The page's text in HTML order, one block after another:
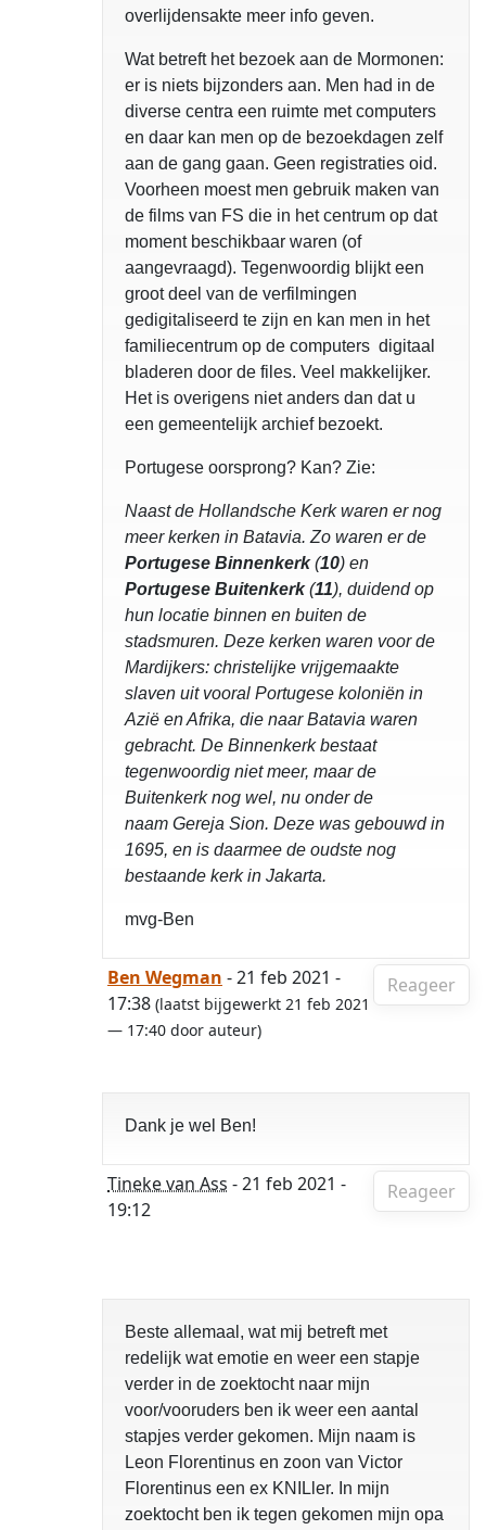
overlijdensakte meer info geven.
Wat betreft het bezoek aan de Mormonen:
er is niets bijzonders aan. Men had in de
diverse centra een ruimte met computers
en daar kan men op de bezoekdagen zelf
aan de gang gaan. Geen registraties oid.
Voorheen moest men gebruik maken van
de films van FS die in het centrum op dat
moment beschikbaar waren (of
aangevraagd). Tegenwoordig blijkt een
groot deel van de verfilmingen
gedigitaliseerd te zijn en kan men in het
familiecentrum op de computers digitaal
bladeren door de files. Veel makkelijker.
Het is overigens niet anders dan dat u
een gemeentelijk archief bezoekt.
Portugese oorsprong? Kan? Zie:
Naast de Hollandsche Kerk waren er nog
meer kerken in Batavia. Zo waren er de
Portugese Binnenkerk(10) en
Portugese Buitenkerk(11), duidend op
hun locatie binnen en buiten de
stadsmuren. Deze kerken waren voor de
Mardijkers: christelijke vrijgemaakte
slaven uit vooral Portugese koloniën in
Azië en Afrika, die naar Batavia waren
gebracht. De Binnenkerk bestaat
tegenwoordig niet meer, maar de
Buitenkerk nog wel, nu onder de
naam Gereja Sion. Deze was gebouwd in
1695, en is daarmee de oudste nog
bestaande kerk in Jakarta.
mvg-Ben
Reageer
Ben Wegman - 21 feb 2021 -
17:38 (laatst bijgewerkt 21 feb 2021
— 17:40 door auteur)
Dank je wel Ben!
Reageer
Tineke van Ass - 21 feb 2021 -
19:12
Beste allemaal, wat mij betreft met
redelijk wat emotie en weer een stapje
verder in de zoektocht naar mijn
voor/vooruders ben ik weer een aantal
stapjes verder gekomen. Mijn naam is
Leon Florentinus en zoon van Victor
Florentinus een ex KNILler. In mijn
zoektocht ben ik tegen gekomen mijn opa